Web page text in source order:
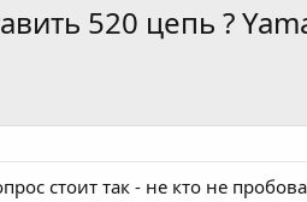
520 цепь ?
стоит так - не кто не